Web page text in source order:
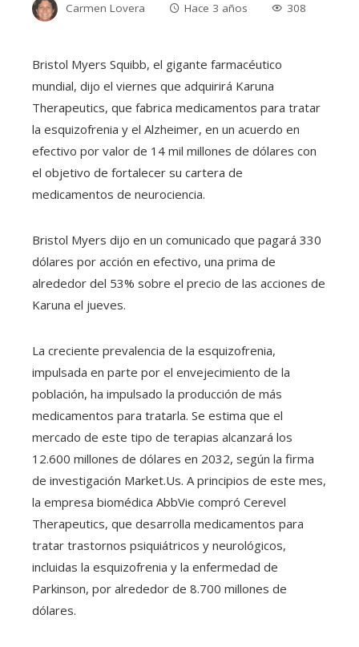
Carmen Lovera Hace 3 años 308
Bristol Myers Squibb, el gigante farmacéutico
mundial, dijo el viernes que adquirirá Karuna
Therapeutics, que fabrica medicamentos para tratar
la esquizofrenia y el Alzheimer, en un acuerdo en
efectivo por valor de 14 mil millones de dólares con
el objetivo de fortalecer su cartera de
medicamentos de neurociencia.
Bristol Myers dijo en un comunicado que pagará 330
dólares por acción en efectivo, una prima de
alrededor del 53% sobre el precio de las acciones de
Karuna el jueves.
La creciente prevalencia de la esquizofrenia,
impulsada en parte por el envejecimiento de la
población, ha impulsado la producción de más
medicamentos para tratarla. Se estima que el
mercado de este tipo de terapias alcanzará los
12.600 millones de dólares en 2032, según la firma
de investigación Market.Us. A principios de este mes,
la empresa biomédica AbbVie compró Cerevel
Therapeutics, que desarrolla medicamentos para
tratar trastornos psiquiátricos y neurológicos,
incluidas la esquizofrenia y la enfermedad de
Parkinson, por alrededor de 8.700 millones de
dólares.